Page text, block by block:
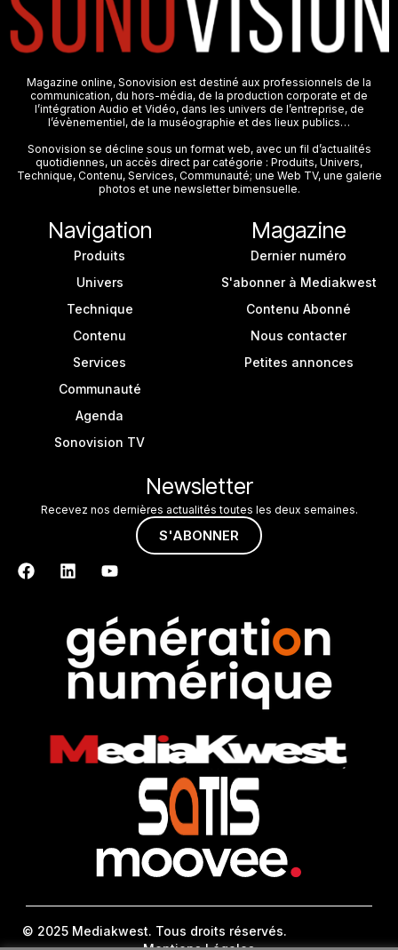
Magazine online, Sonovision est destiné aux professionnels de la
communication, du hors-média, de la production corporate et de
l’intégration Audio et Vidéo, dans les univers de l’entreprise, de
l’évènementiel, de la muséographie et des lieux publics…
Sonovision se décline sous un format web, avec un fil d’actualités
quotidiennes, un accès direct par catégorie : Produits, Univers,
Technique, Contenu, Services, Communauté; une Web TV, une galerie
photos et une newsletter bimensuelle.
Navigation
Produits
Univers
Technique
Contenu
Services
Communauté
Agenda
Sonovision TV
Magazine
Dernier numéro
S'abonner à Mediakwest
Contenu Abonné
Nous contacter
Petites annonces
Newsletter
Recevez nos dernières actualités toutes les deux semaines.
S'ABONNER
© 2025 Mediakwest. Tous droits réservés.